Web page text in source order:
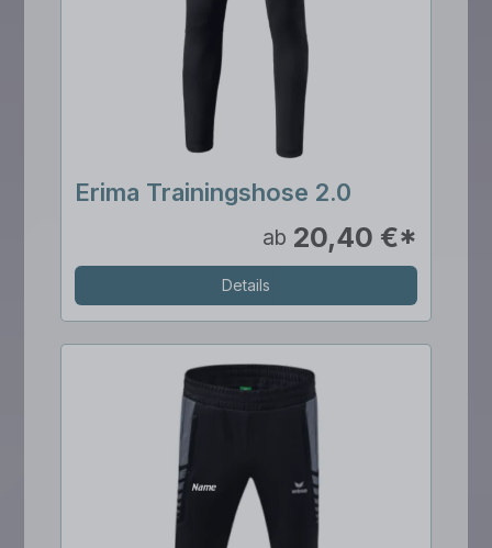
Erima Trainingshose 2.0
ab 20,40 €*
Details